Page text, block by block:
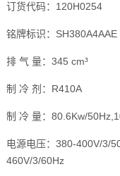
订货代码：120H0254
铭牌标识：SH380A4AAE
排 气 量：345 cm³
制 冷 剂：R410A
制 冷 量：80.6Kw/
电源电压：380-400V/3/
460V/3/60Hz